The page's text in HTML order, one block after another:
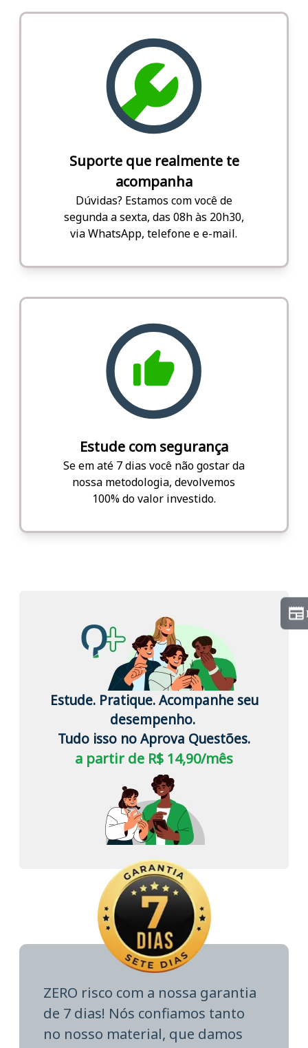
Suporte que realmente te
acompanha
Dúvidas? Estamos com você de
segunda a sexta, das 08h às 20h30,
via WhatsApp, telefone e e-mail.
Estude com segurança
Se em até 7 dias você não gostar da
nossa metodologia, devolvemos
100% do valor investido.
Estude. Pratique. Acompanhe seu
desempenho.
Tudo isso no Aprova Questões.
a partir de R$ 14,90/mês
ZERO risco com a nossa garantia
de 7 dias! Nós confiamos tanto
no nosso material, que damos